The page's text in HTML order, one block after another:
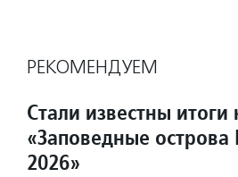
РЕКОМЕНДУЕМ
Стали известны итоги
«Заповедные
2026»